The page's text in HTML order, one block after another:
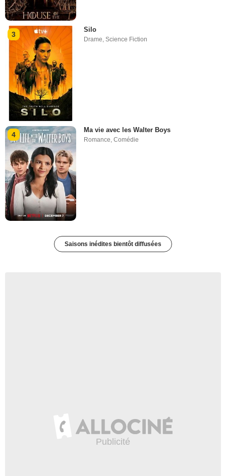
3
Silo
Drame,Science Fiction
4
Ma vie avec les Walter Boys
Romance ,Comédie
Saisons inédites bientôt diffusées